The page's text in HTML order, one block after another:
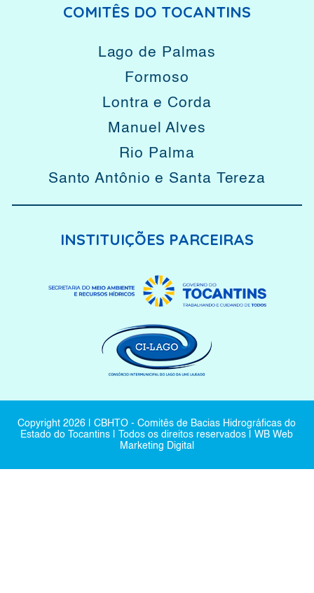
COMITÊS DO TOCANTINS
Lago de Palmas
Formoso
Lontra e Corda
Manuel Alves
Rio Palma
Santo Antônio e Santa Tereza
INSTITUIÇÕES PARCEIRAS
Copyright2026 | CBHTO - Comitês de Bacias Hidrográficas do
Estado do Tocantins | Todos os direitos reservados |WB Web
Marketing Digital